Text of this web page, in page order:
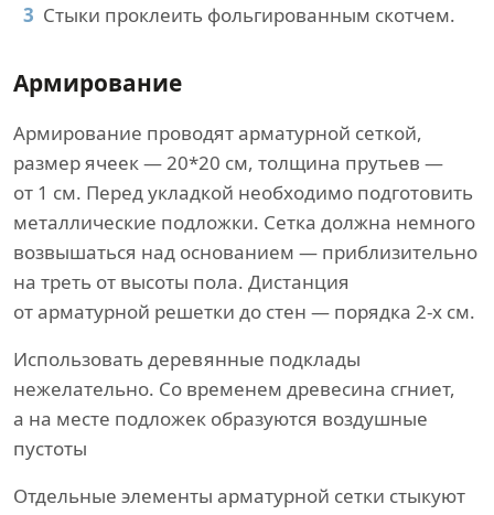
Стыки проклеить фольгированным скотчем.
Армирование
Армирование проводят арматурной сеткой,
размер ячеек — 20*20 см, толщина прутьев —
от 1 см. Перед укладкой необходимо подготовить
металлические подложки. Сетка должна немного
возвышаться над основанием — приблизительно
на треть от высоты пола. Дистанция
от арматурной решетки до стен — порядка 2-х см.
Использовать деревянные подклады
нежелательно. Со временем древесина сгниет,
а на месте подложек образуются воздушные
пустоты
Отдельные элементы арматурной сетки стыкуют